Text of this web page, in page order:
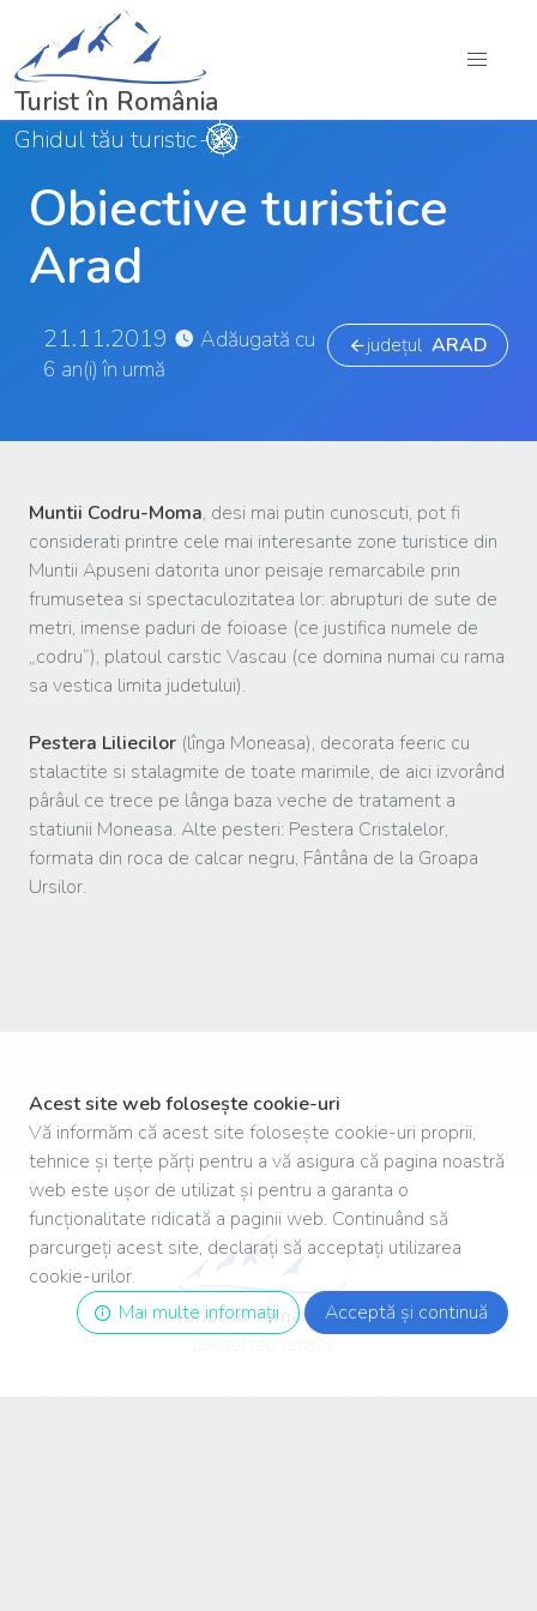
Turist în România
Ghidul tău turistic
Obiective turistice
Arad
județul ARAD
21.11.2019
Adăugată cu
6 an(i) în urmă
Muntii Codru-Moma, desi mai putin cunoscuti, pot fi
considerati printre cele mai interesante zone turistice din
Muntii Apuseni datorita unor peisaje remarcabile prin
frumusetea si spectaculozitatea lor: abrupturi de sute de
metri, imense paduri de foioase (ce justifica numele de
„codru”), platoul carstic Vascau (ce domina numai cu rama
sa vestica limita judetului).
Pestera Liliecilor (lînga Moneasa), decorata feeric cu
stalactite si stalagmite de toate marimile, de aici izvorând
pârâul ce trece pe lânga baza veche de tratament a
statiunii Moneasa. Alte pesteri: Pestera Cristalelor,
formata din roca de calcar negru, Fântâna de la Groapa
Ursilor.
Turist-în-românia.ro
Acest site web folosește cookie-uri
Vă informăm că acest site folosește cookie-uri proprii,
tehnice și terțe părți pentru a vă asigura că pagina noastră
web este ușor de utilizat și pentru a garanta o
funcționalitate ridicată a paginii web. Continuând să
parcurgeți acest site, declarați să acceptați utilizarea
cookie-urilor.
Acceptă și continuă
Mai multe informații